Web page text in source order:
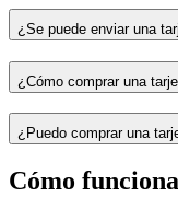
¿Se puede enviar una
¿Cómo comprar una
¿Puedo comprar una
Cómo funciona